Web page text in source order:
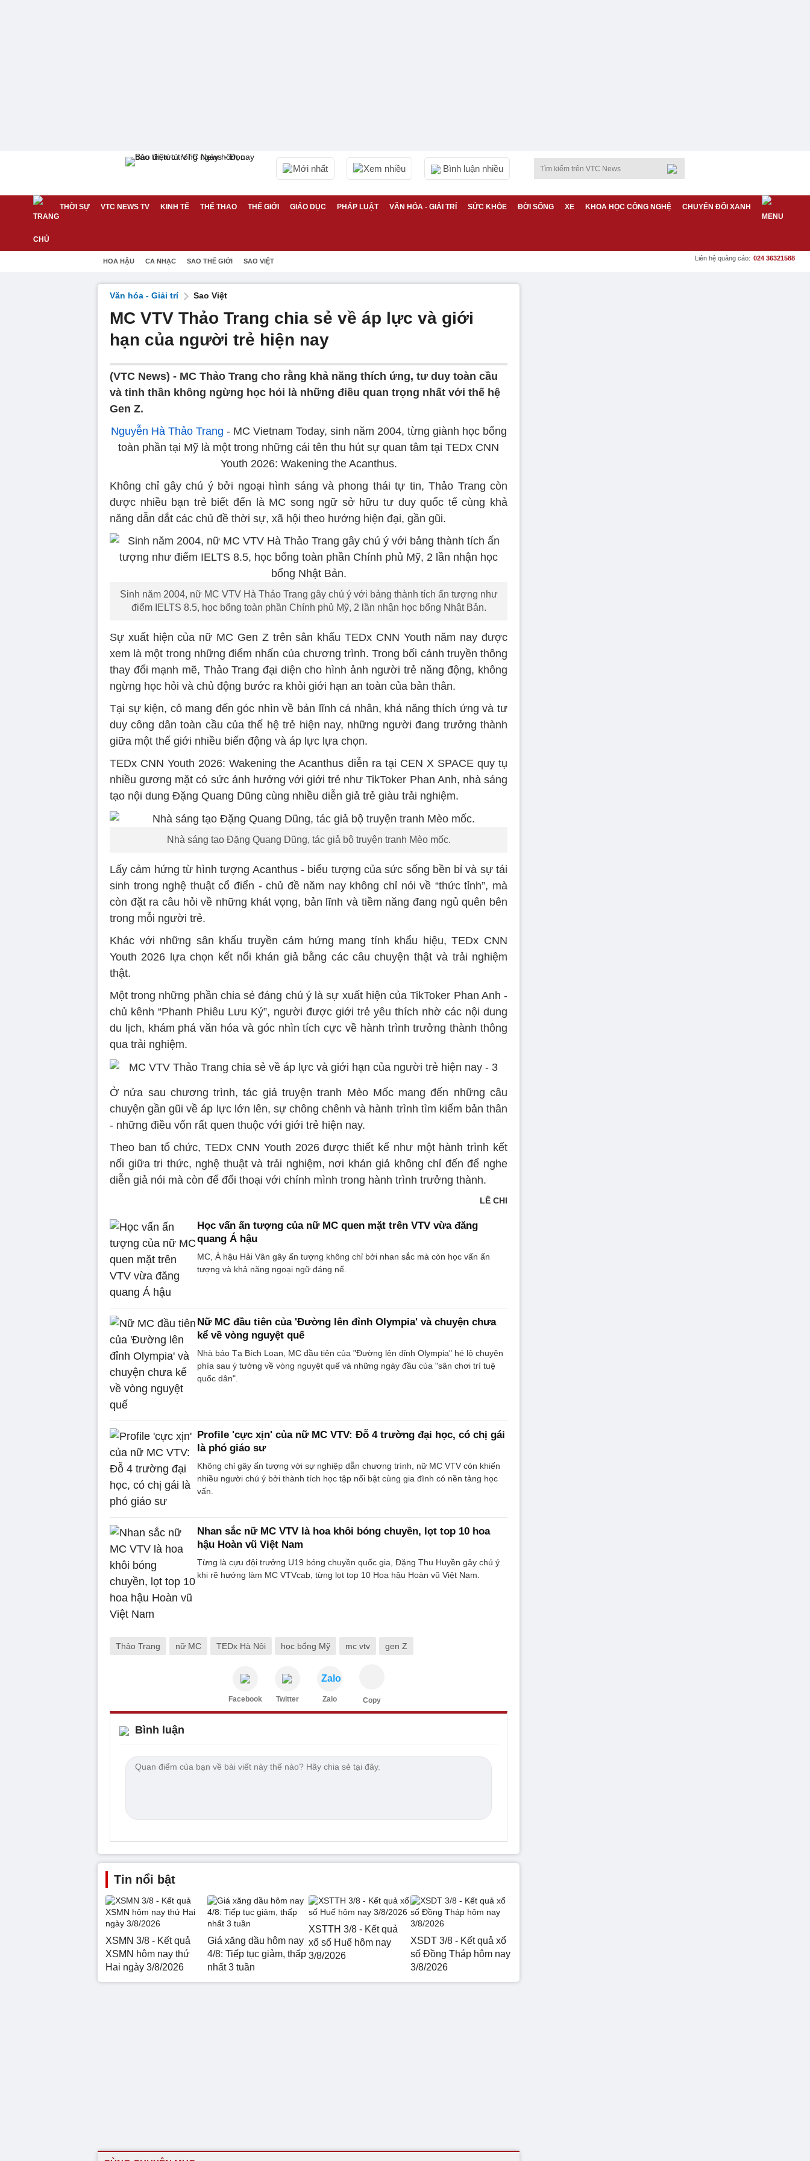
Mới nhất Xem nhiều Bình luận nhiều
THỜI SỰ VTC NEWS TV KINH TẾ THỂ THAO THẾ GIỚI GIÁO DỤC PHÁP LUẬT VĂN HÓA - GIẢI TRÍ SỨC KHỎE ĐỜI SỐNG XE KHOA HỌC CÔNG NGHỆ CHUYỂN ĐỔI XANH
HOA HẬU CA NHẠC SAO THẾ GIỚI SAO VIỆT Liên hệ quảng cáo: 024 36321588
Văn hóa - Giải trí Sao Việt
MC VTV Thảo Trang chia sẻ về áp lực và giới
hạn của người trẻ hiện nay
(VTC News) - MC Thảo Trang cho rằng khả năng thích ứng, tư duy toàn cầu
và tinh thần không ngừng học hỏi là những điều quan trọng nhất với thế hệ
Gen Z.
Nguyễn Hà Thảo Trang - MC Vietnam Today, sinh năm 2004, từng giành học bổng
toàn phần tại Mỹ là một trong những cái tên thu hút sự quan tâm tại TEDx CNN
Youth 2026: Wakening the Acanthus.
Không chỉ gây chú ý bởi ngoại hình sáng và phong thái tự tin, Thảo Trang còn
được nhiều bạn trẻ biết đến là MC song ngữ sở hữu tư duy quốc tế cùng khả
năng dẫn dắt các chủ đề thời sự, xã hội theo hướng hiện đại, gần gũi.
Sinh năm 2004, nữ MC VTV Hà Thảo Trang gây chú ý với bảng thành tích ấn tượng như
điểm IELTS 8.5, học bổng toàn phần Chính phủ Mỹ, 2 lần nhận học bổng Nhật Bản.
Sự xuất hiện của nữ MC Gen Z trên sân khấu TEDx CNN Youth năm nay được
xem là một trong những điểm nhấn của chương trình. Trong bối cảnh truyền thông
thay đổi mạnh mẽ, Thảo Trang đại diện cho hình ảnh người trẻ năng động, không
ngừng học hỏi và chủ động bước ra khỏi giới hạn an toàn của bản thân.
Tại sự kiện, cô mang đến góc nhìn về bản lĩnh cá nhân, khả năng thích ứng và tư
duy công dân toàn cầu của thế hệ trẻ hiện nay, những người đang trưởng thành
giữa một thế giới nhiều biến động và áp lực lựa chọn.
TEDx CNN Youth 2026: Wakening the Acanthus diễn ra tại CEN X SPACE quy tụ
nhiều gương mặt có sức ảnh hưởng với giới trẻ như TikToker Phan Anh, nhà sáng
tạo nội dung Đặng Quang Dũng cùng nhiều diễn giả trẻ giàu trải nghiệm.
Nhà sáng tạo Đặng Quang Dũng, tác giả bộ truyện tranh Mèo mốc.
Lấy cảm hứng từ hình tượng Acanthus - biểu tượng của sức sống bền bỉ và sự tái
sinh trong nghệ thuật cổ điển - chủ đề năm nay không chỉ nói về “thức tỉnh”, mà
còn đặt ra câu hỏi về những khát vọng, bản lĩnh và tiềm năng đang ngủ quên bên
trong mỗi người trẻ.
Khác với những sân khấu truyền cảm hứng mang tính khẩu hiệu, TEDx CNN
Youth 2026 lựa chọn kết nối khán giả bằng các câu chuyện thật và trải nghiệm
thật.
Một trong những phần chia sẻ đáng chú ý là sự xuất hiện của TikToker Phan Anh -
chủ kênh “Phanh Phiêu Lưu Ký”, người được giới trẻ yêu thích nhờ các nội dung
du lịch, khám phá văn hóa và góc nhìn tích cực về hành trình trưởng thành thông
qua trải nghiệm.
Ở nửa sau chương trình, tác giả truyện tranh Mèo Mốc mang đến những câu
chuyện gần gũi về áp lực lớn lên, sự chông chênh và hành trình tìm kiếm bản thân
- những điều vốn rất quen thuộc với giới trẻ hiện nay.
Theo ban tổ chức, TEDx CNN Youth 2026 được thiết kế như một hành trình kết
nối giữa tri thức, nghệ thuật và trải nghiệm, nơi khán giả không chỉ đến để nghe
diễn giả nói mà còn để đối thoại với chính mình trong hành trình trưởng thành.
LÊ CHI
Học vấn ấn tượng của nữ MC quen mặt trên VTV vừa đăng
quang Á hậu
MC, Á hậu Hải Vân gây ấn tượng không chỉ bởi nhan sắc mà còn học vấn ấn
tượng và khả năng ngoại ngữ đáng nể.
Nữ MC đầu tiên của 'Đường lên đỉnh Olympia' và chuyện chưa
kể về vòng nguyệt quế
Nhà báo Tạ Bích Loan, MC đầu tiên của "Đường lên đỉnh Olympia" hé lộ chuyện
phía sau ý tưởng về vòng nguyệt quế và những ngày đầu của "sân chơi trí tuệ
quốc dân".
Profile 'cực xịn' của nữ MC VTV: Đỗ 4 trường đại học, có chị gái
là phó giáo sư
Không chỉ gây ấn tượng với sự nghiệp dẫn chương trình, nữ MC VTV còn khiến
nhiều người chú ý bởi thành tích học tập nổi bật cùng gia đình có nền tảng học
vấn.
Nhan sắc nữ MC VTV là hoa khôi bóng chuyền, lọt top 10 hoa
hậu Hoàn vũ Việt Nam
Từng là cựu đội trưởng U19 bóng chuyền quốc gia, Đặng Thu Huyền gây chú ý
khi rẽ hướng làm MC VTVcab, từng lọt top 10 Hoa hậu Hoàn vũ Việt Nam.
Thảo Trang nữ MC TEDx Hà Nội học bổng Mỹ mc vtv gen Z
Facebook Twitter
Zalo
Zalo Copy
Bình luận
Tin nổi bật
XSMN 3/8 - Kết quả
XSMN hôm nay thứ
Hai ngày 3/8/2026
Giá xăng dầu hôm nay
4/8: Tiếp tục giảm, thấp
nhất 3 tuần
XSTTH 3/8 - Kết quả
xổ số Huế hôm nay
3/8/2026
XSDT 3/8 - Kết quả xổ
số Đồng Tháp hôm nay
3/8/2026